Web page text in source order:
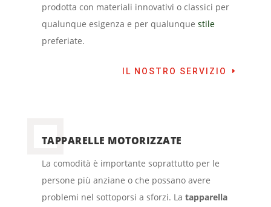
prodotta con materiali innovativi o classici per
qualunque esigenza e per qualunque stile
preferiate.
IL NOSTRO SERVIZIO
TAPPARELLE MOTORIZZATE
La comodità è importante soprattutto per le
persone più anziane o che possano avere
problemi nel sottoporsi a sforzi. La tapparella